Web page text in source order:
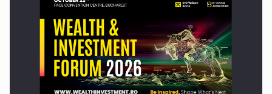
Comunicat de presa: Joburile part-time reincep sa intre pe…